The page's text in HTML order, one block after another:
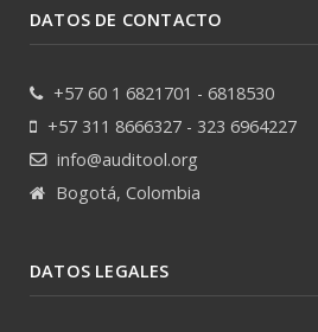
DATOS DE CONTACTO
+57 60 1 6821701 - 6818530
+57 311 8666327 - 323 6964227
info@auditool.org
Bogotá, Colombia
DATOS LEGALES